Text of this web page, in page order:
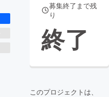
募集終了まで残
り
終了
このプロジェクトは、